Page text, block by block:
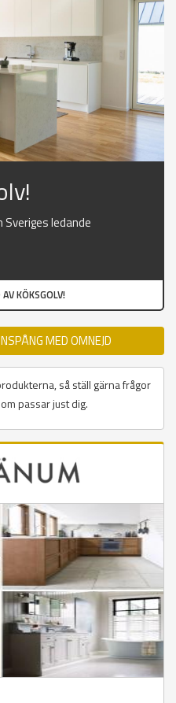
ledande
KÖKSGOLV!
MED OMNEJD
så ställ gärna frågor
passar just dig.